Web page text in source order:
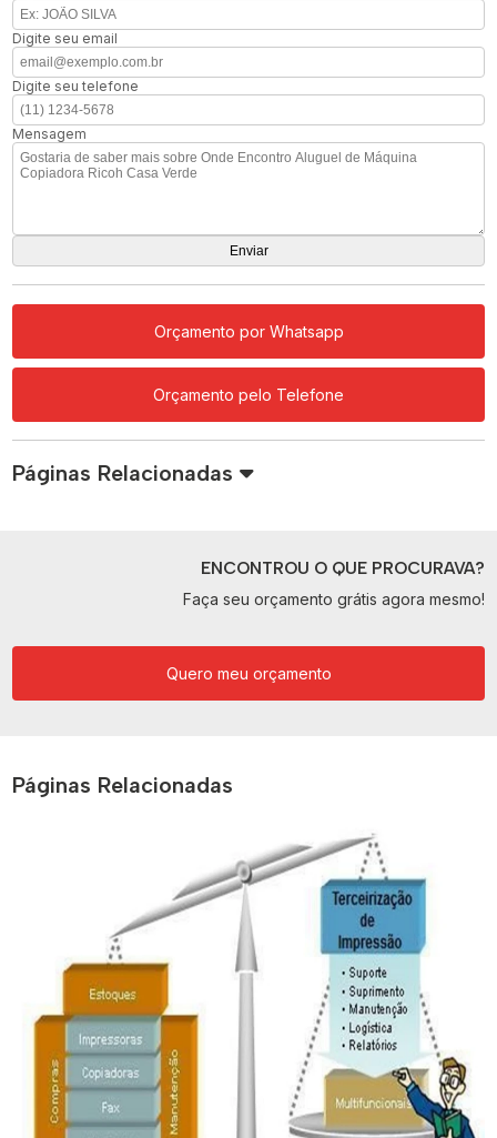
Digite seu email
Digite seu telefone
Mensagem
Orçamento por Whatsapp
Orçamento pelo Telefone
Páginas Relacionadas
ENCONTROU O QUE PROCURAVA?
Faça seu orçamento grátis agora mesmo!
Quero meu orçamento
Páginas Relacionadas